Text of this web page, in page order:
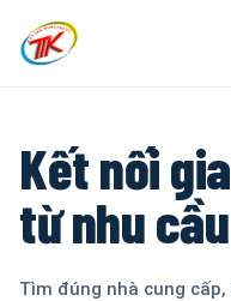
Kết nối
từ nhu
Tìm đúng nhà cung